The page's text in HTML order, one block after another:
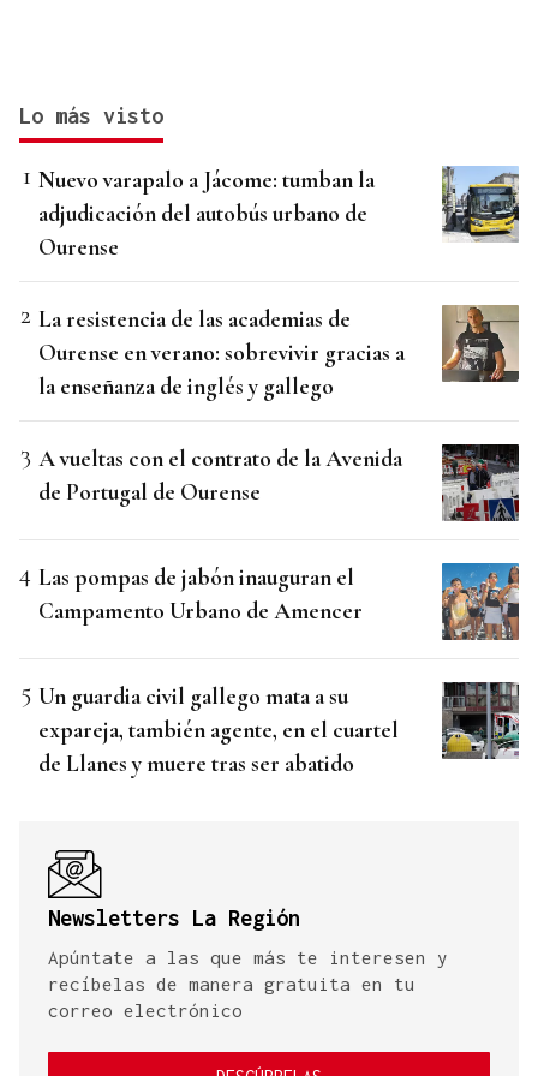
Lo más visto
Nuevo varapalo a Jácome: tumban la
adjudicación del autobús urbano de
Ourense
La resistencia de las academias de
Ourense en verano: sobrevivir gracias a
la enseñanza de inglés y gallego
A vueltas con el contrato de la Avenida
de Portugal de Ourense
Las pompas de jabón inauguran el
Campamento Urbano de Amencer
Un guardia civil gallego mata a su
expareja, también agente, en el cuartel
de Llanes y muere tras ser abatido
Newsletters La Región
Apúntate a las que más te interesen y
recíbelas de manera gratuita en tu
correo electrónico